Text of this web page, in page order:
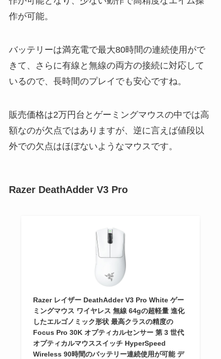
作が可能。
バッテリーは満充電で最大80時間の連続使用がで
きて、さらに有線と無線の両方の接続に対応して
いるので、長時間のプレイでも安心ですね。
販売価格は2万円台とゲーミングマウスの中では高
額なのが欠点ではありますが、逆に言えば値段以
外での欠点はほぼないようなマウスです。
Razer DeathAdder V3 Pro
Razer レイザー DeathAdder V3 Pro White ゲー
ミングマウス ワイヤレス 無線 64gの超軽量 進化
したエルゴノミック形状 最高クラスの精度の
Focus Pro 30K オプティカルセンサー 第 3 世代
オプティカルマウススイッチ HyperSpeed
Wireless 90時間のバッテリー連続使用が可能 デ